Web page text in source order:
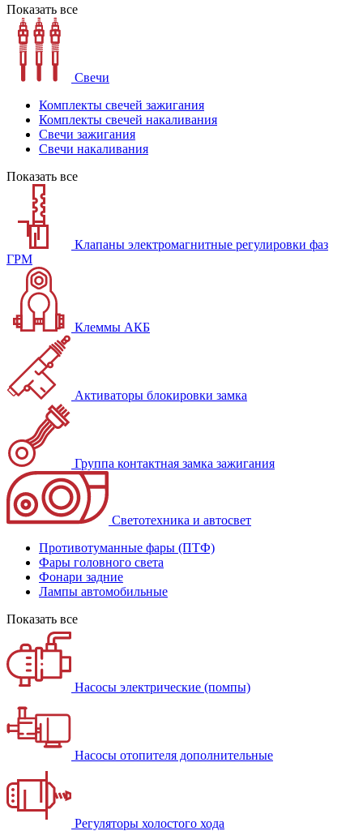
Показать все
Свечи
Комплекты свечей зажигания
Комплекты свечей накаливания
Свечи зажигания
Свечи накаливания
Показать все
Клапаны электромагнитные регулировки фаз
ГРМ
Клеммы АКБ
Активаторы блокировки замка
Группа контактная замка зажигания
Светотехника и автосвет
Противотуманные фары (ПТФ)
Фары головного света
Фонари задние
Лампы автомобильные
Показать все
Насосы электрические (помпы)
Насосы отопителя дополнительные
Регуляторы холостого хода